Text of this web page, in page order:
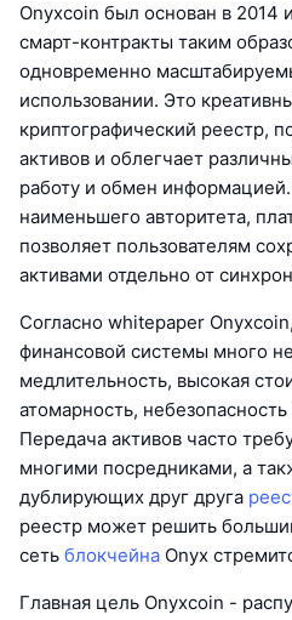
Onyxcoin был основан в 2014
смарт-контракты таким
одновременно
использовании. Это
криптографический реестр,
активов и облегчает
работу и обмен
наименьшего авторитета,
позволяет пользователям
активами отдельно от
Согласно whitepaper
финансовой системы много
медлительность, высокая
атомарность,
Передача активов часто
многими посредниками, а
дублирующих друг друга
реестр может решить
сеть блокчейна Onyx
Главная цель Onyxcoin -